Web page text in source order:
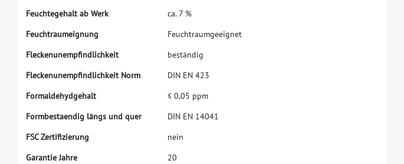
Feuchtegehalt ab Werk ca. 7 %
Feuchtraumeignung Feuchtraumgeeignet
Fleckenunempfndlichkeit beständig
Fleckenunempfndlichkeit Norm DIN EN 423
Formaldehydgehalt ≤ 0,05 ppm
Formbestaendig längs und quer DIN EN 14041
FSC Zertifzierung nein
Garantie Jahre 20